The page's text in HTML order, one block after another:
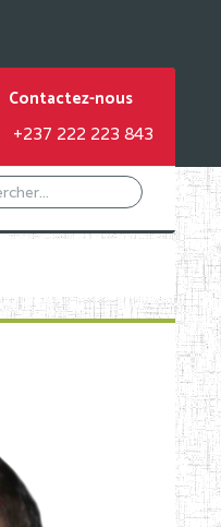
Contactez-nous
+237 222 223 843